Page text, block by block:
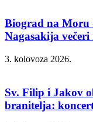
Biograd na Moru
Nagasakija
3. kolovoza 2026.
Sv. Filip i Jakov
branitelja: